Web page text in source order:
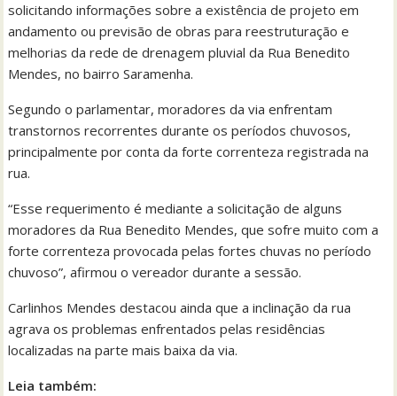
solicitando informações sobre a existência de projeto em
andamento ou previsão de obras para reestruturação e
melhorias da rede de drenagem pluvial da Rua Benedito
Mendes, no bairro Saramenha.
Segundo o parlamentar, moradores da via enfrentam
transtornos recorrentes durante os períodos chuvosos,
principalmente por conta da forte correnteza registrada na
rua.
“Esse requerimento é mediante a solicitação de alguns
moradores da Rua Benedito Mendes, que sofre muito com a
forte correnteza provocada pelas fortes chuvas no período
chuvoso”, afirmou o vereador durante a sessão.
Carlinhos Mendes destacou ainda que a inclinação da rua
agrava os problemas enfrentados pelas residências
localizadas na parte mais baixa da via.
Leia também: